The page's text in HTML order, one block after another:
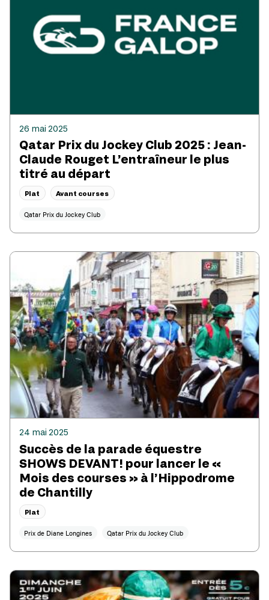
26 mai 2025
Qatar Prix du Jockey Club 2025 : Jean-
Claude Rouget L’entraîneur le plus
titré au départ
Plat Avant courses
Qatar Prix du Jockey Club
24 mai 2025
Succès de la parade équestre
SHOWS DEVANT! pour lancer le «
Mois des courses » à l’Hippodrome
de Chantilly
Plat
Prix de Diane Longines Qatar Prix du Jockey Club